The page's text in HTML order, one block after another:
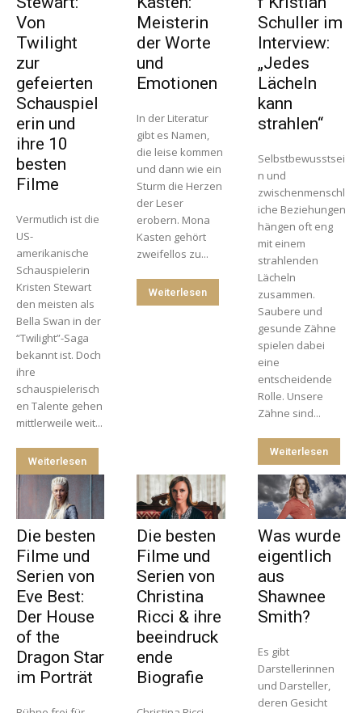
Von
Twilight
zur
gefeierten
Schauspiel
erin und
ihre 10
besten
Filme
Vermutlich ist die
US-
amerikanische
Schauspielerin
Kristen Stewart
den meisten als
Bella Swan in der
“Twilight”-Saga
bekannt ist. Doch
ihre
schauspielerisch
en Talente gehen
mittlerweile weit...
Weiterlesen
Meisterin
der Worte
und
Emotionen
In der Literatur
gibt es Namen,
die leise kommen
und dann wie ein
Sturm die Herzen
der Leser
erobern. Mona
Kasten gehört
zweifellos zu...
Weiterlesen
Schuller im
Interview:
„Jedes
Lächeln
kann
strahlen“
Selbstbewusstsei
n und
zwischenmenschl
iche Beziehungen
hängen oft eng
mit einem
strahlenden
Lächeln
zusammen.
Saubere und
gesunde Zähne
spielen dabei
eine
entscheidende
Rolle. Unsere
Zähne sind...
Weiterlesen
Die besten
Filme und
Serien von
Eve Best:
Der House
of the
Dragon Star
im Porträt
Die besten
Filme und
Serien von
Christina
Ricci & ihre
beeindruck
ende
Biografie
Was wurde
eigentlich
aus
Shawnee
Smith?
Es gibt
Darstellerinnen
und Darsteller,
deren Gesicht